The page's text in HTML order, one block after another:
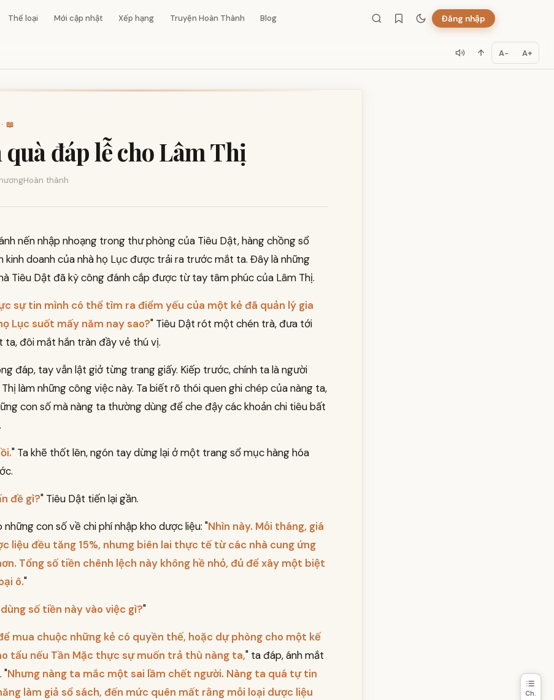
Thể loại Mới cập nhật Xếp hạng Truyện Hoàn Thành Blog Đăng nhập
Ch.
A− A+
📖
quà đáp lễ cho Lâm Thị
Hoàn thành
nến nhập nhoạng trong thư phòng của Tiêu Dật, hàng chồng sổ
kinh doanh của nhà họ Lục được trải ra trước mắt ta. Đây là những
Tiêu Dật đã kỳ công đánh cắp được từ tay tâm phúc của Lâm Thị.
sự tin mình có thể tìm ra điểm yếu của một kẻ đã quản lý gia
Lục suốt mấy năm nay sao?" Tiêu Dật rót một chén trà, đưa tới
ta, đôi mắt hắn tràn đầy vẻ thú vị.
đáp, tay vẫn lật giở từng trang giấy. Kiếp trước, chính ta là người
làm những công việc này. Ta biết rõ thói quen ghi chép của nàng ta,
con số mà nàng ta thường dùng để che đậy các khoản chi tiêu bất
" Ta khẽ thốt lên, ngón tay dừng lại ở một trang sổ mục hàng hóa
đề gì?" Tiêu Dật tiến lại gần.
những con số về chi phí nhập kho dược liệu: "Nhìn này. Mỗi tháng, giá
liệu đều tăng 15%, nhưng biên lai thực tế từ các nhà cung ứng
Tổng số tiền chênh lệch này không hề nhỏ, đủ để xây một biệt
ô."
số tiền này vào việc gì?"
mua chuộc những kẻ có quyền thế, hoặc dự phòng cho một kế
tẩu nếu Tần Mặc thực sự muốn trả thù nàng ta," ta đáp, ánh mắt
"Nhưng nàng ta mắc một sai lầm chết người. Nàng ta quá tự tin
làm giả sổ sách, đến mức quên mất rằng mỗi loại dược liệu